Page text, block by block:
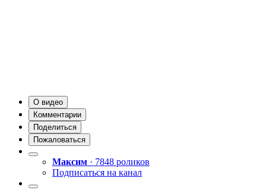
О видео
Комментарии
Поделиться
Пожаловаться
Максим · 7848 роликов
Подписаться на канал